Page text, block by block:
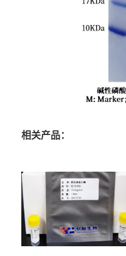
相关产品：